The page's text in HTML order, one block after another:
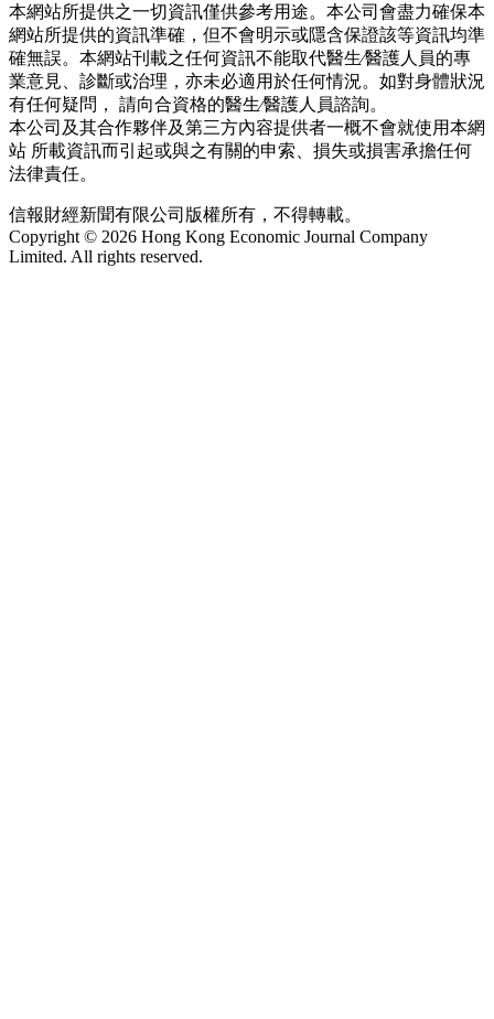
本網站所提供之一切資訊僅供參考用途。本公司會盡力確保本
網站所提供的資訊準確，但不會明示或隱含保證該等資訊均準
確無誤。本網站刊載之任何資訊不能取代醫生∕醫護人員的專
業意見、診斷或治理，亦未必適用於任何情況。如對身體狀況
有任何疑問， 請向合資格的醫生∕醫護人員諮詢。
本公司及其合作夥伴及第三方內容提供者一概不會就使用本網
站 所載資訊而引起或與之有關的申索、損失或損害承擔任何
法律責任。
信報財經新聞有限公司版權所有，不得轉載。
Copyright © 2026 Hong Kong Economic Journal Company
Limited. All rights reserved.